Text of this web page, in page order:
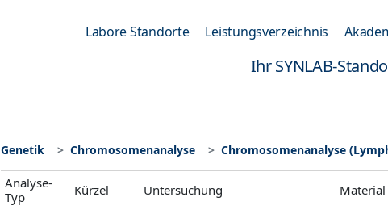
Labore Standorte Leistungsverzeichnis
Ihr SYNLAB-
Genetik Chromosomenanalyse Chromosomenanalyse
Analyse-
Typ
Kürzel Untersuchung Material